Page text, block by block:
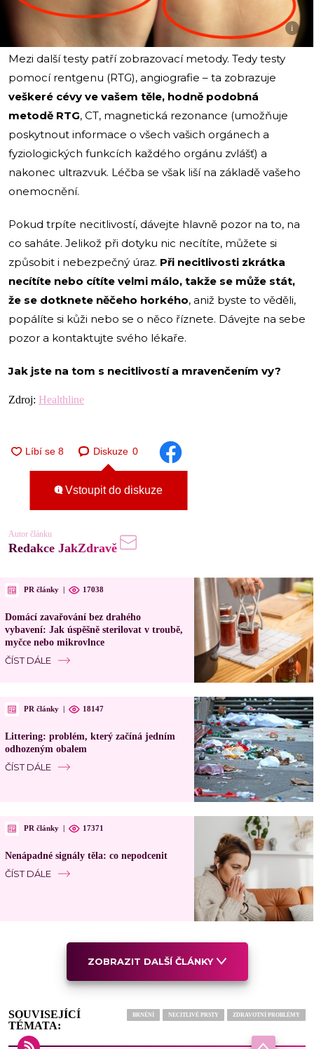
i
Mezi další testy patří zobrazovací metody. Tedy testy
pomocí rentgenu (RTG), angiografie – ta zobrazuje
veškeré cévy ve vašem těle, hodně podobná
metodě RTG, CT, magnetická rezonance (umožňuje
poskytnout informace o všech vašich orgánech a
fyziologických funkcích každého orgánu zvlášť) a
nakonec ultrazvuk. Léčba se však liší na základě vašeho
onemocnění.
Pokud trpíte necitlivostí, dávejte hlavně pozor na to, na
co saháte. Jelikož při dotyku nic necítíte, můžete si
způsobit i nebezpečný úraz. Při necitlivosti zkrátka
necítíte nebo cítíte velmi málo, takže se může stát,
že se dotknete něčeho horkého, aniž byste to věděli,
popálíte si kůži nebo se o něco říznete. Dávejte na sebe
pozor a kontaktujte svého lékaře.
Jak jste na tom s necitlivostí a mravenčením vy?
Zdroj: Healthline
Diskuze 0
Vstoupit do diskuze
Autor článku
Redakce JakZdravě
PR články 17038
Domácí zavařování bez drahého
vybavení: Jak úspěšně sterilovat v troubě,
myčce nebo mikrovlnce
ČÍST DÁLE
PR články 18147
Littering: problém, který začíná jedním
odhozeným obalem
ČÍST DÁLE
PR články 17371
Nenápadné signály těla: co nepodcenit
ČÍST DÁLE
ZOBRAZIT DALŠÍ ČLÁNKY
SOUVISEJÍCÍ
TÉMATA:
BRNĚNÍ NECITLIVÉ PRSTY ZDRAVOTNÍ PROBLÉMY